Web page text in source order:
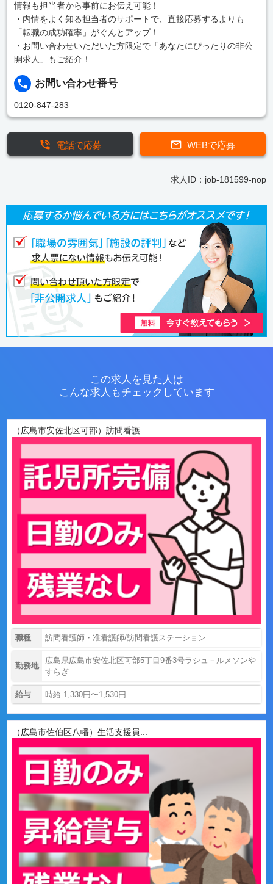
情報も担当者から事前にお伝え可能！
・内情をよく知る担当者のサポートで、直接応募するよりも
「転職の成功確率」がぐんとアップ！
・お問い合わせいただいた方限定で「あなたにぴったりの非公
開求人」もご紹介！
お問い合わせ番号
0120-847-283
WEBで応募
電話で応募
求人ID：job-181599-nop
この求人を見た人は
こんな求人もチェックしています
（広島市安佐北区可部）訪問看護...
職種 訪問看護師・准看護師/訪問看護ステーション
勤務地
広島県広島市安佐北区可部5丁目9番3号ラシュ－ルメソンや
すらぎ
給与 時給 1,330円〜1,530円
（広島市佐伯区八幡）生活支援員...